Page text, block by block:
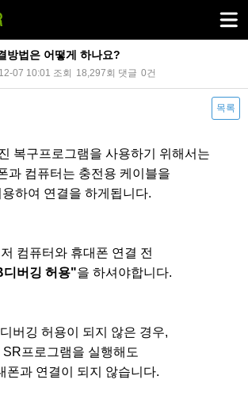
방법은 어떻게 하나요?
07 10:01 조회 18,297회 댓글 0건
목록
복구프로그램을 사용하기 위해서는
과 컴퓨터는 충전용 케이블을
용하여 연결을 하게됩니다.​
컴퓨터와 휴대폰 연결 전
버깅 허용"​을 하셔야합니다.
버깅 허용이 되지 않은 경우,
SR프로그램을 실행해도
폰과 연결이 되지 않습니다.